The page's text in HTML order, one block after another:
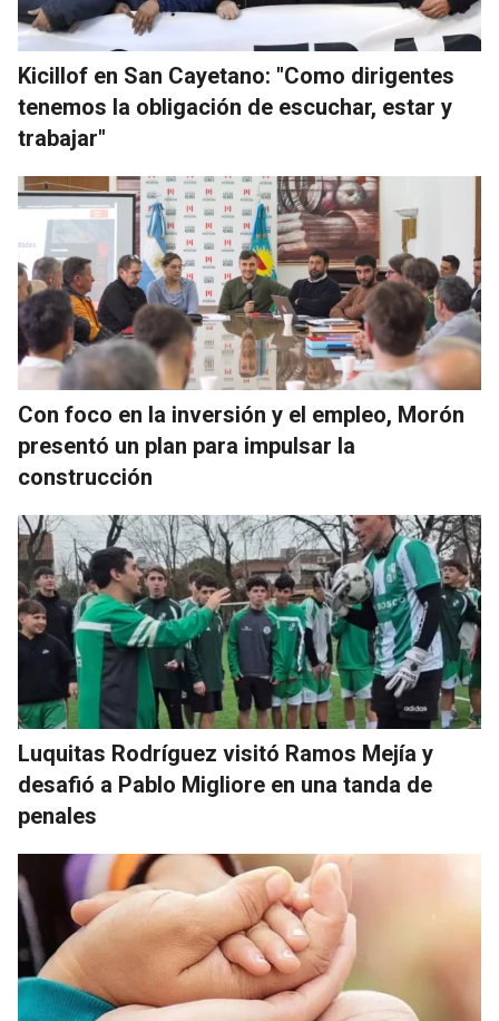
Kicillof en San Cayetano: "Como dirigentes
tenemos la obligación de escuchar, estar y
trabajar"
Con foco en la inversión y el empleo, Morón
presentó un plan para impulsar la
construcción
Luquitas Rodríguez visitó Ramos Mejía y
desafió a Pablo Migliore en una tanda de
penales